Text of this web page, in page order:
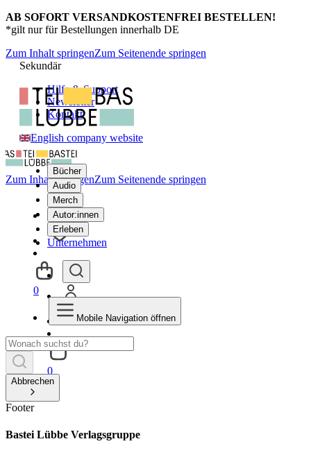
AB SOFORT VERSANDKOSTENFREI BESTELLEN!
*gilt nur für Bestellungen innerhalb DE
Zum Inhalt springenZum Seitenende springen
Sekundär
Hilfe & Support
Newsletter
Kontakt
English company website
Bücher
Audio
Merch
Autor:innen
Erleben
Unternehmen
0
Zum Inhalt springenZum Seitenende springen
0
Mobile Navigation öffnen
Abbrechen
Footer
Bastei Lübbe Verlagsgruppe